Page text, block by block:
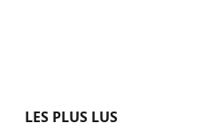
LES PLUS LUS